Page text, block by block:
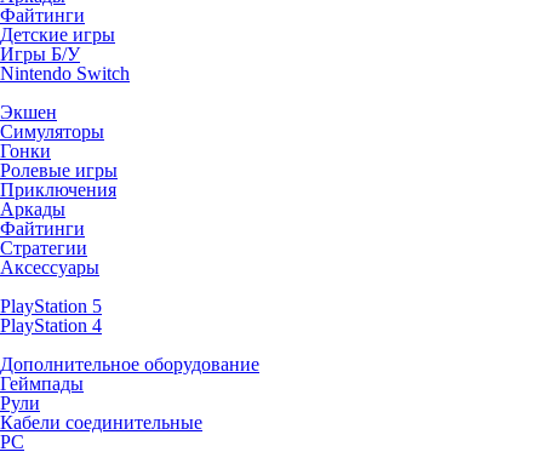
Файтинги
Детские игры
Игры Б/У
Nintendo Switch
Экшен
Симуляторы
Гонки
Ролевые игры
Приключения
Аркады
Файтинги
Стратегии
Аксессуары
PlayStation 5
PlayStation 4
Дополнительное оборудование
Геймпады
Рули
Кабели соединительные
PC